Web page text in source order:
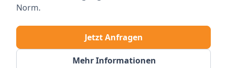
Norm.
Mehr Informationen
Jetzt Anfragen